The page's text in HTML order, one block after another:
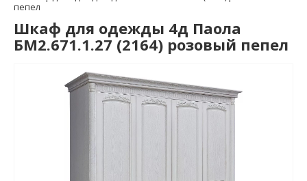
пепел
Шкаф для одежды 4д Паола
БМ2.671.1.27 (2164) розовый пепел